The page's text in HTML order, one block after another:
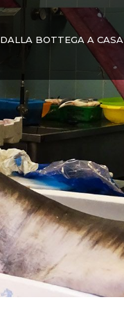
DALLA BOTTEGA A CASA